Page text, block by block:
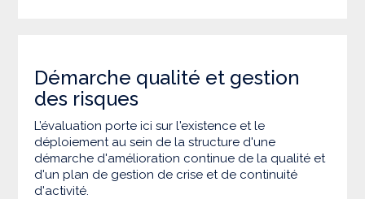
Démarche qualité et gestion
des risques
L’évaluation porte ici sur l'existence et le
déploiement au sein de la structure d'une
démarche d'amélioration continue de la qualité et
d'un plan de gestion de crise et de continuité
d'activité.